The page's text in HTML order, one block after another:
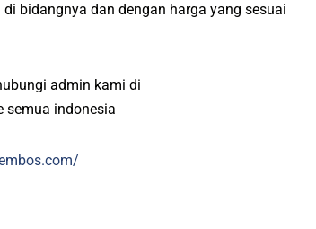
bidangnya dan dengan harga yang sesuai
admin kami di
semua indonesia